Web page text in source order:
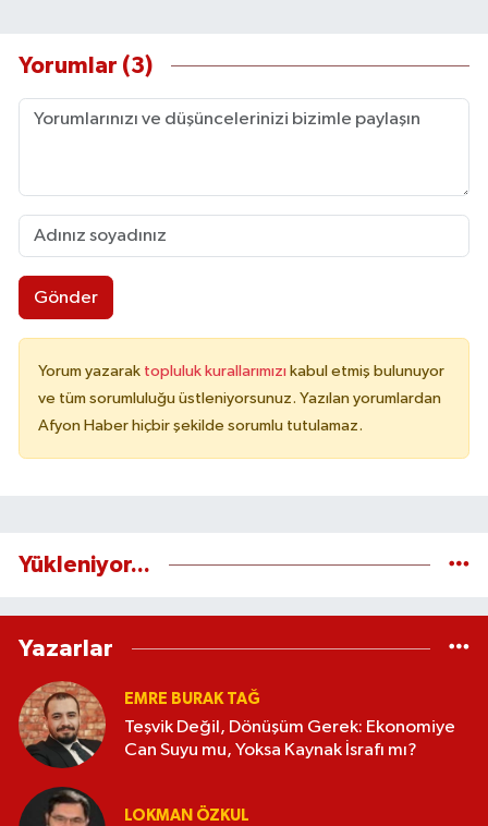
Yorumlar (3)
Gönder
Yorum yazarak topluluk kurallarımızı kabul etmiş bulunuyor
ve tüm sorumluluğu üstleniyorsunuz. Yazılan yorumlardan
Afyon Haber hiçbir şekilde sorumlu tutulamaz.
Yükleniyor...
Yazarlar
EMRE BURAK TAĞ
Teşvik Değil, Dönüşüm Gerek: Ekonomiye
Can Suyu mu, Yoksa Kaynak İsrafı mı?
LOKMAN ÖZKUL